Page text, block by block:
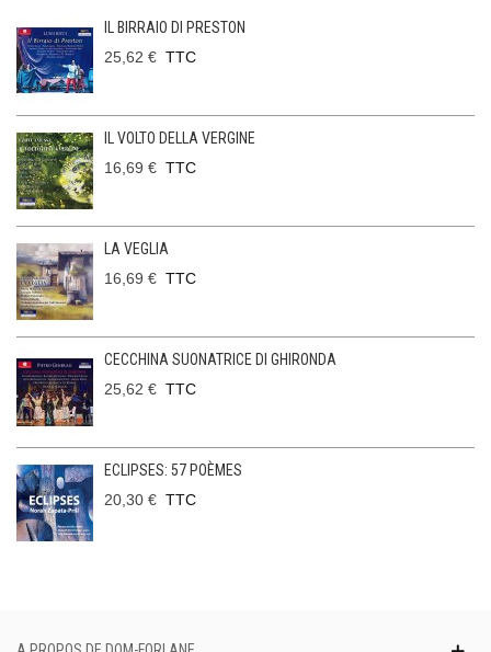
IL BIRRAIO DI PRESTON
25,62 € TTC
IL VOLTO DELLA VERGINE
16,69 € TTC
LA VEGLIA
16,69 € TTC
CECCHINA SUONATRICE DI GHIRONDA
25,62 € TTC
ECLIPSES: 57 POÈMES
20,30 € TTC